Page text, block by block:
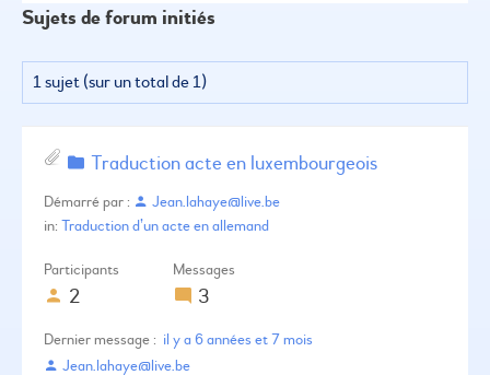
Sujets de forum initiés
1 sujet (sur un total de 1)
Traduction acte en luxembourgeois
Démarré par :
Jean.lahaye@live.be
in: Traduction d’un acte en allemand
Participants
2
Messages
3
il y a 6 années et 7 mois
Jean.lahaye@live.be